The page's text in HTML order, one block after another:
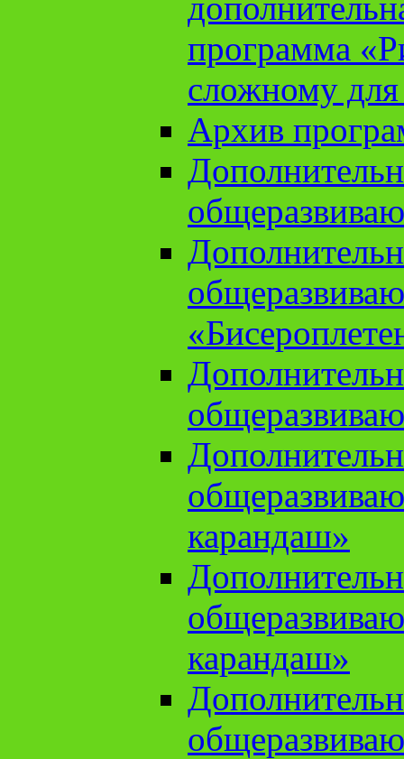
программа
сложному
Архив
карандаш»
карандаш»